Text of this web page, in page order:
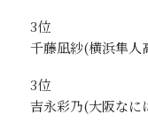
3位
千藤凪紗
3位
吉永彩乃